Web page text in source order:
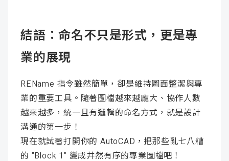
結語：命名不只是形式，更是專
業的展現
REName 指令雖然簡單，卻是維持圖面整潔與專
業的重要工具。隨著圖檔越來越龐大、協作人數
越來越多，統一且有邏輯的命名方式，就是設計
溝通的第一步！
現在就試著打開你的 AutoCAD，把那些亂七八糟
的 "Block 1" 變成井然有序的專業圖檔吧！